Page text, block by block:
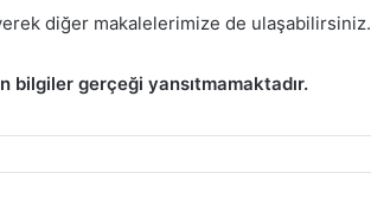
diğer makalelerimize de ulaşabilirsiniz.
bilgiler gerçeği yansıtmamaktadır.